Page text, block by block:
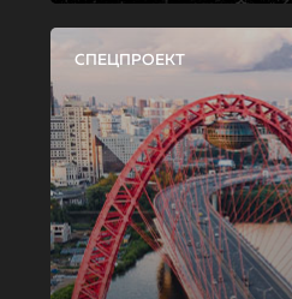
СПЕЦПРОЕКТ